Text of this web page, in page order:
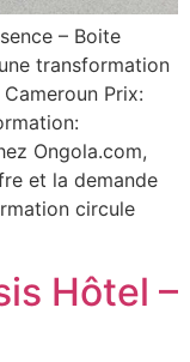
– Boite
transformation
Prix:
Ongola.com,
et la demande
circule
Hôtel –